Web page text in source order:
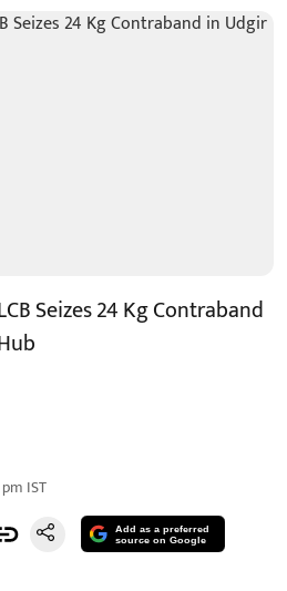
Seizes 24 Kg Contraband
IST
Add as a preferred
source on Google